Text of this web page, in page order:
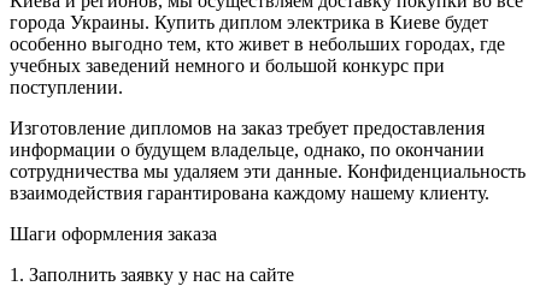
города Украины. Купить диплом электрика в Киеве будет
особенно выгодно тем, кто живет в небольших городах, где
учебных заведений немного и большой конкурс при
поступлении.
Изготовление дипломов на заказ требует предоставления
информации о будущем владельце, однако, по окончании
сотрудничества мы удаляем эти данные. Конфиденциальность
взаимодействия гарантирована каждому нашему клиенту.
Шаги оформления заказа
1. Заполнить заявку у нас на сайте